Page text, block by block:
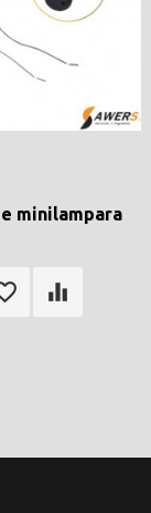
minilampara